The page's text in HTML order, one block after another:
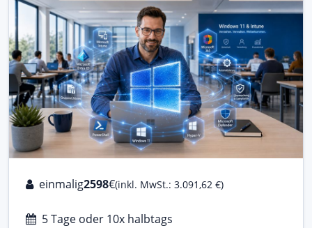
einmalig2598€(inkl. MwSt.: 3.091,62 €)
5 Tage oder 10x halbtags